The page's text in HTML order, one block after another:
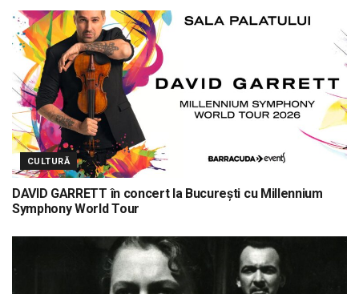
CULTURĂ
DAVID GARRETT în concert la București cu Millennium
Symphony World Tour